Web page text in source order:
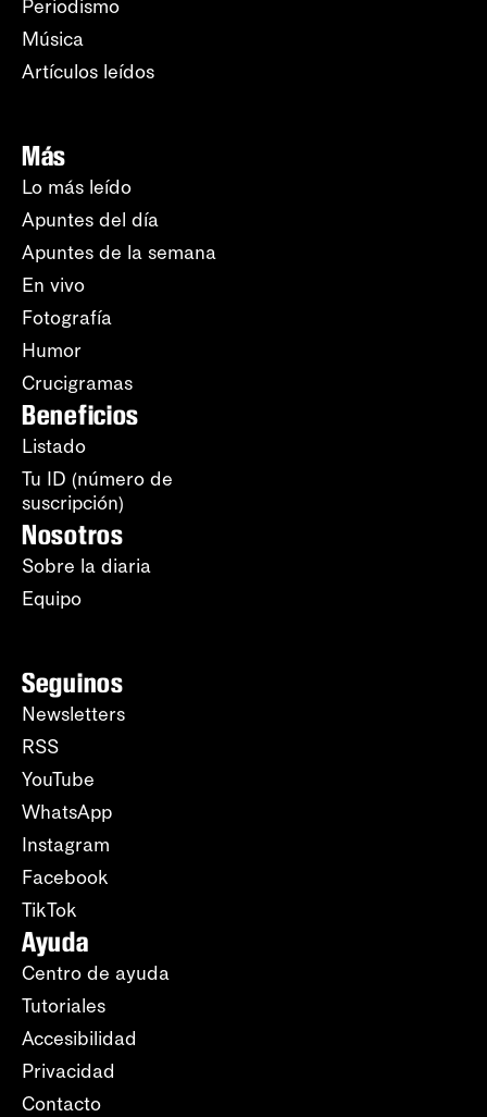
Periodismo
Música
Artículos leídos
Más
Lo más leído
Apuntes del día
Apuntes de la semana
En vivo
Fotografía
Humor
Crucigramas
Beneficios
Listado
Tu ID (número de
suscripción)
Nosotros
Sobre la diaria
Equipo
Seguinos
Newsletters
RSS
YouTube
WhatsApp
Instagram
Facebook
TikTok
Ayuda
Centro de ayuda
Tutoriales
Accesibilidad
Privacidad
Contacto